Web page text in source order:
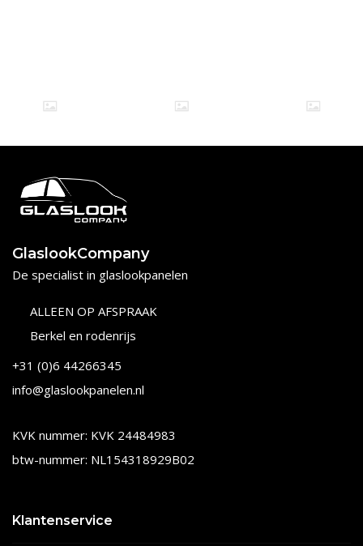
GlaslookCompany
De specialist in glaslookpanelen
ALLEEN OP AFSPRAAK
Berkel en rodenrijs
+31 (0)6 44266345
info@glaslookpanelen.nl
KVK nummer: KVK 24484983
btw-nummer: NL154318929B02
Klantenservice